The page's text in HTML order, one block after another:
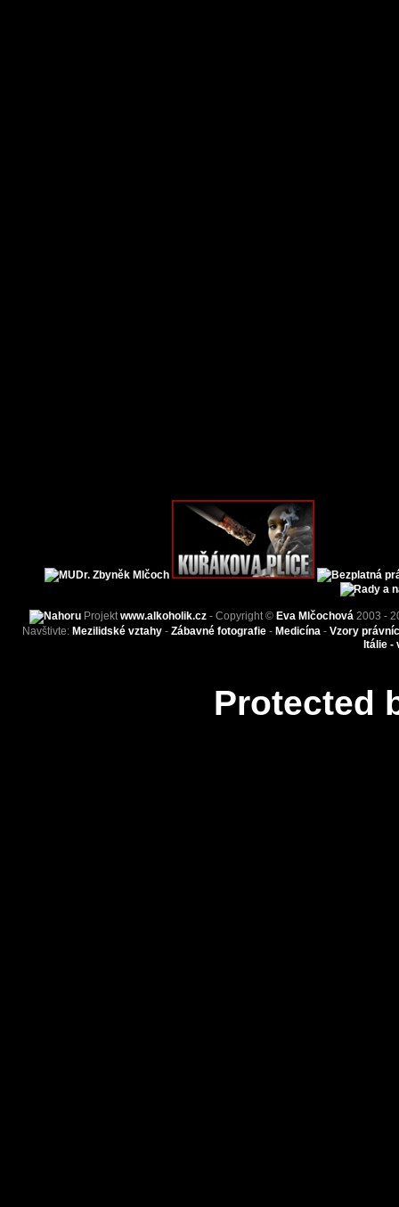
Projektwww.alkoholik.cz - Copyright © Eva Mlčochová 2003 -
Navštivte: Mezilidské vztahy - Zábavné fotografie - Medicína - Vzory
Itálie -
Protected